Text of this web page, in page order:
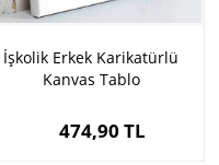
İşkolik Erkek Karikatürlü
Kanvas Tablo
474,90 TL